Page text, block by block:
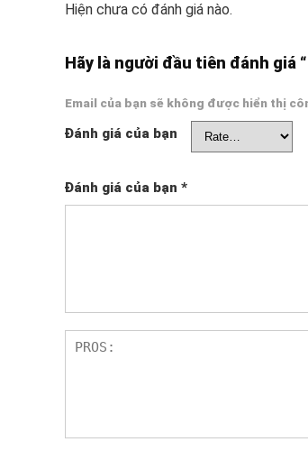
Hiện chưa có đánh giá nào.
Hãy là người đầu tiên đánh giá
Email của bạn sẽ không được hiển thị
Đánh giá của bạn
Đánh giá của bạn *